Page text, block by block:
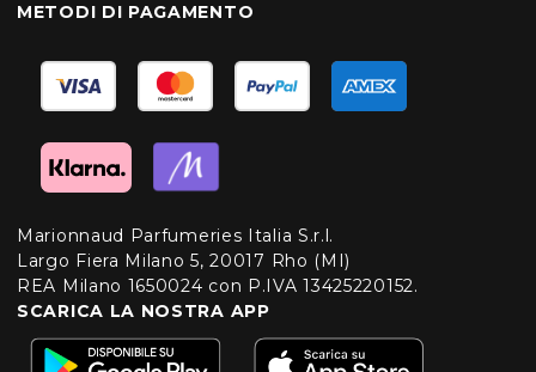
METODI DI PAGAMENTO
Marionnaud Parfumeries Italia S.r.l.
Largo Fiera Milano 5, 20017 Rho (MI)
REA Milano 1650024 con P.IVA 13425220152.
SCARICA LA NOSTRA APP